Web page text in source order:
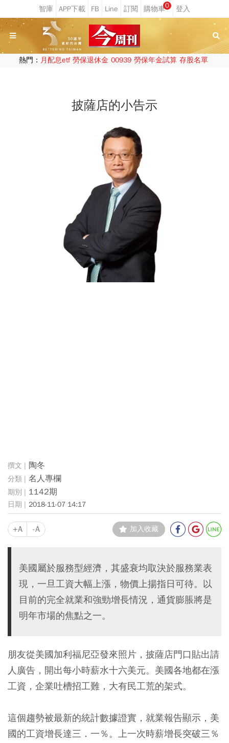
0
熱門： 月配息etf 勞保退休金 00939 勞保年金試算 存股名單
披薩店的小告示
陶冬
名人專欄
1142期
2018-11-07 14:17
+A -A 加入收藏
美國屬於服務型經濟，其盛衰均取決於服務業表
現，一旦工資大幅上漲，物價上揚指日可待。以
目前的完全就業和強勁增長情況，通貨膨脹將是
明年市場的焦點之一。
朋友從美國加利福尼亞發來照片，披薩店門口貼出請
人廣告，開出每小時薪水十六美元。美國各地都在漲
工資 ，企業吐槽招工難，大有民工荒的架式。
這個趨勢被最新的統計數據證實，就業報告顯示，美
國的工資增長達三．一％。上一次時薪增長突破三％